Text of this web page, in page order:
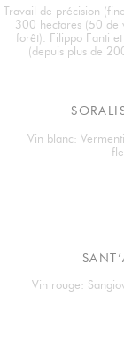
Travail de précision
300 hectares (50 de
forêt). Filippo Fanti
(depuis plus de
Vin blanc:
Vin rouge: